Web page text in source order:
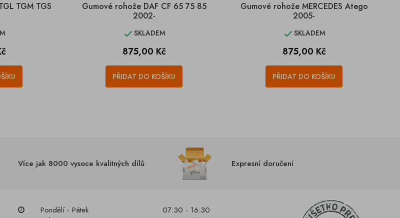
TGM TGS
Gumové rohože DAF CF 65 75 85
2002-
SKLADEM
Cena
875,00 Kč
PŘIDAT DO KOŠÍKU
Gumové rohože MERCEDES Atego
2005-
SKLADEM
Cena
875,00 Kč
PŘIDAT DO KOŠÍKU
Více jak 8000 vysoce kvalitných dílů Expresní doručení
Pondělí - Pátek
07:30 - 16:30